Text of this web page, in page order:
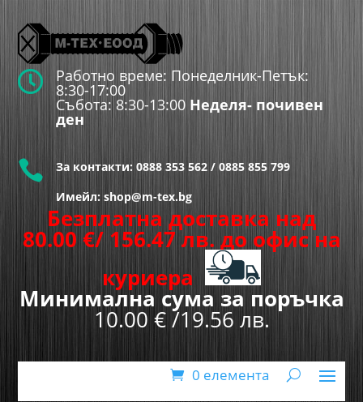
 Работно време: Понеделник-Петък:
8:30-17:00
Събота: 8:30-13:00 Неделя- почивен
ден
 За контакти: 0888 353 562 / 0885 855 799
Имейл: shop@m-tex.bg
Безплатна доставка над
80.00 €/ 156.47 лв. до офис на
куриера
Минимална сума за поръчка
10.00 € /19.56 лв.
0 елемента